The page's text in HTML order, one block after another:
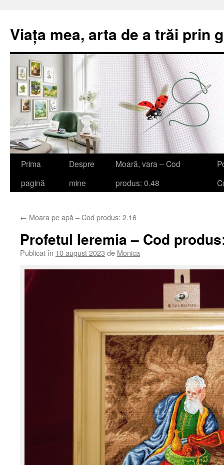
Viața mea, arta de a trăi prin
Sari
Prima
pagină
Despre
mine
Moară, vara – Cod
produs: 0.48
← Moara pe apă – Cod produs: 2.16
Profetul Ieremia – Cod
Publicat în 10 august 2023 de Monica